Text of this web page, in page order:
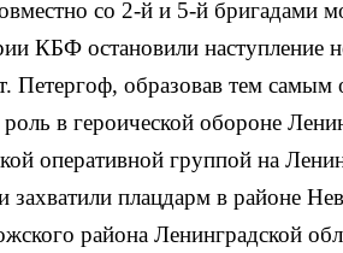
со 2-й и 5-й бригадами
КБФ остановили наступление
Петергоф, образовав тем самым
в героической обороне
оперативной группой на
плацдарм в районе
района Ленинградской